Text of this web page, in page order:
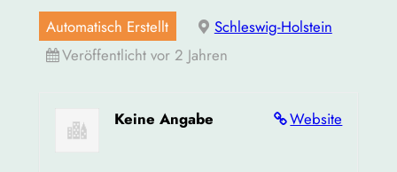
Automatisch Erstellt
Schleswig-Holstein
Veröffentlicht vor 2 Jahren
Website
Keine Angabe